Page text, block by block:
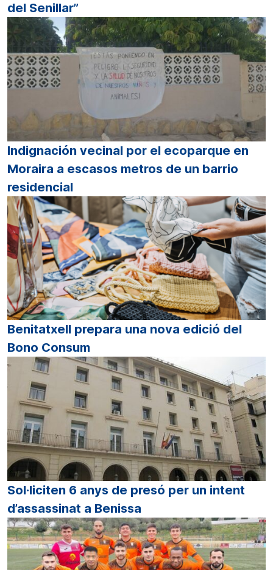
del Senillar”
Indignación vecinal por el ecoparque en
Moraira a escasos metros de un barrio
residencial
Benitatxell prepara una nova edició del
Bono Consum
Sol·liciten 6 anys de presó per un intent
d’assassinat a Benissa